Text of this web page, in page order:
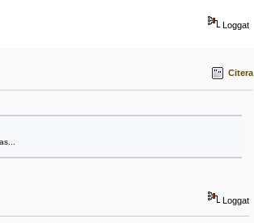
Loggat
Citera
Loggat